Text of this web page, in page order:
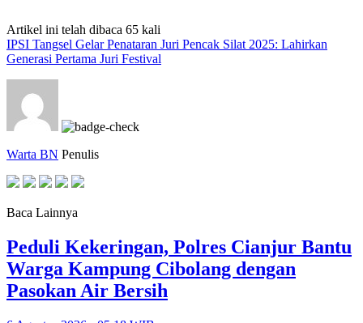
Artikel ini telah dibaca 65 kali
IPSI Tangsel Gelar Penataran Juri Pencak Silat 2025: Lahirkan
Generasi Pertama Juri Festival
Warta BN Penulis
Baca Lainnya
Peduli Kekeringan, Polres Cianjur Bantu
Warga Kampung Cibolang dengan
Pasokan Air Bersih